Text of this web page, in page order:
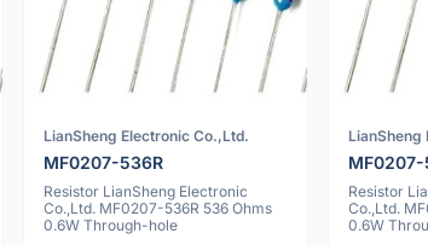
LianSheng Electronic Co.,Ltd.
MF0207-536R
Resistor LianSheng Electronic
Co.,Ltd. MF0207-536R 536 Ohms
0.6W Through-hole
LianSheng
MF0207-
Resistor
Co.,Ltd.
0.6W